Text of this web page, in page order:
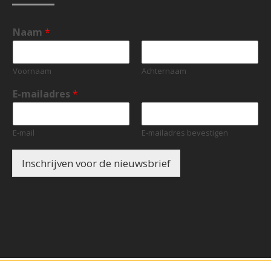
Naam *
Voornaam Achternaam
E-mailadres *
E-mail E-mailadres bevestigen
Inschrijven voor de nieuwsbrief